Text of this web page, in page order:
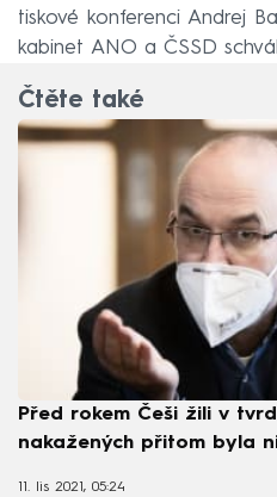
tiskové konferenci Andrej
kabinet ANO a ČSSD
Čtěte také
Před rokem Češi žili v
nakažených přitom byla
11. lis 2021, 05:24